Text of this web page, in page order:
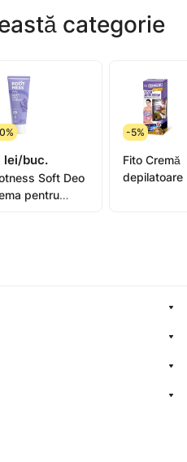
categorie
lei/buc.
Soft Deo
pentru
-5%
Fito Cremă
depilatoare